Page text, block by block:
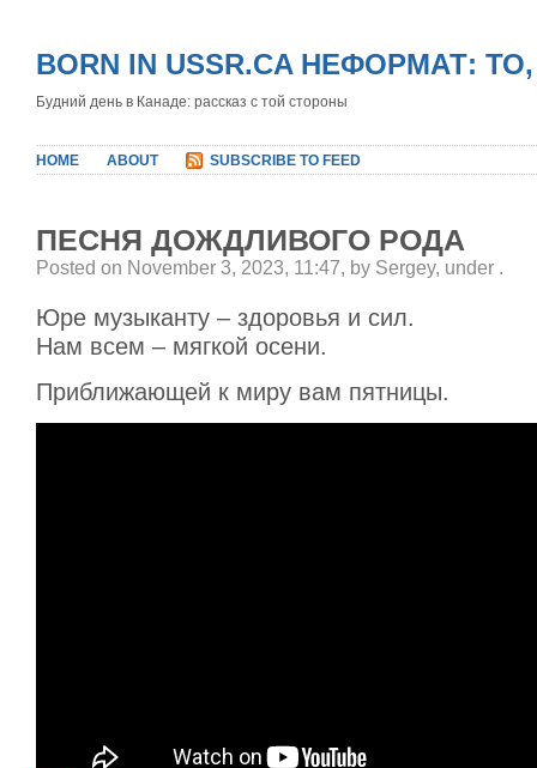
BORN IN USSR.CA НЕФОРМАТ:
Будний день в Канаде: рассказ с той стороны
HOME ABOUT SUBSCRIBE TO FEED
ПЕСНЯ ДОЖДЛИВОГО РОДА
Posted on November 3, 2023, 11:47, by Sergey, under .
Юре музыканту – здоровья и сил.
Нам всем – мягкой осени.
Приближающей к миру вам пятницы.